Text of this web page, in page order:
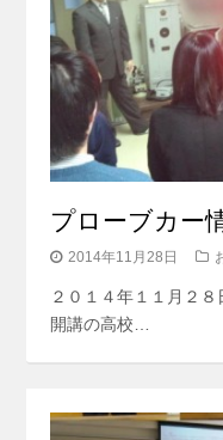
プローブカー
2014年11月28日
２０１４年１１月２
開講の高校…